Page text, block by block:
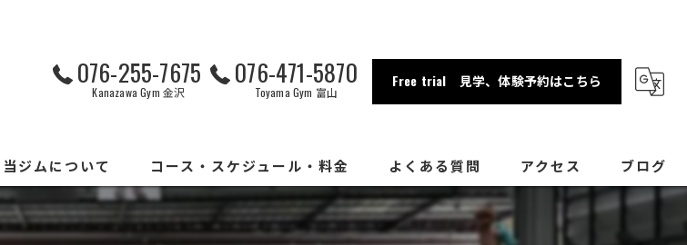
076-255-7675
Kanazawa Gym 金沢
076-471-5870
Toyama Gym 富山
Free trial 見学、体験予約はこちら
当ジムについて
コンセプト
コース・スケジュール・料金
コース
よくある質問 アクセス
金沢店
ブログ